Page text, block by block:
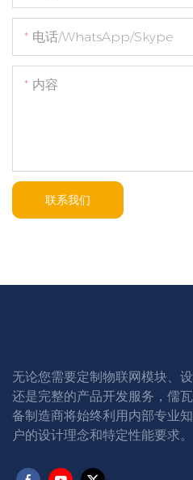
电话/WhatsApp/Skype
内容
联系我们
无论您需要定制物联网模块、
还是完整的产品开发服务，儒
备制造商将始终利用内部专业
户的设计理念和特定性能要求。